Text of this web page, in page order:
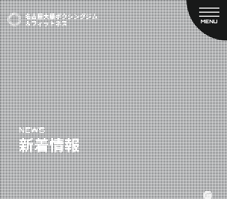
MENU
CLOSE
TOP
新着情報
ご予約
プライベートコース予約
レンタルスタジオ予約
名古屋大橋ボクシングジムについて
大橋弘政プロフィール
スタッフ紹介
料金案内
設備紹介
アクセス
営業時間
トレーナー募集
スポンサー募集
大会チケット購入
NEWS
新着情報